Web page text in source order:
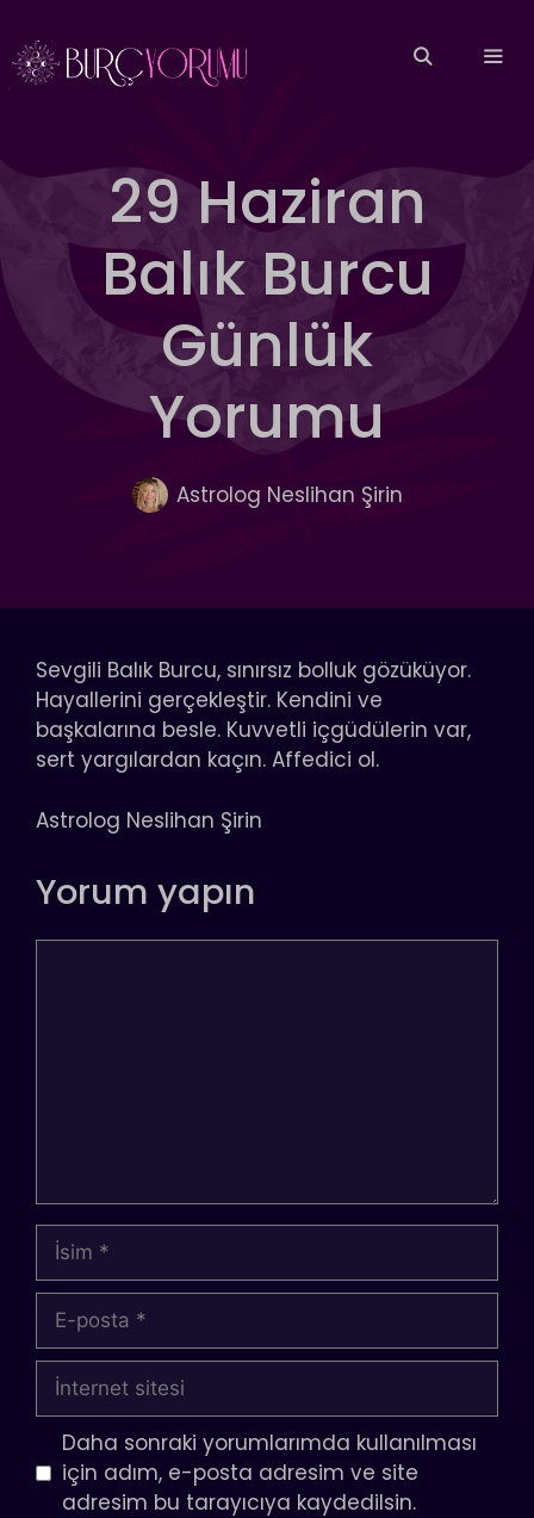
atla
29 Haziran
Balık Burcu
Günlük
Yorumu
Astrolog Neslihan Şirin
Sevgili Balık Burcu, sınırsız bolluk gözüküyor.
Hayallerini gerçekleştir. Kendini ve
başkalarına besle. Kuvvetli içgüdülerin var,
sert yargılardan kaçın. Affedici ol.
Astrolog Neslihan Şirin
Yorum yapın
İsim
posta
İnternet
sitesi
Daha sonraki yorumlarımda kullanılması
için adım, e-posta adresim ve site
adresim bu tarayıcıya kaydedilsin.